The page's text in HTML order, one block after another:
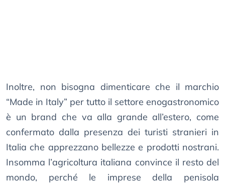
Inoltre, non bisogna dimenticare che il marchio
“Made in Italy” per tutto il settore enogastronomico
è un brand che va alla grande all’estero, come
confermato dalla presenza dei turisti stranieri in
Italia che apprezzano bellezze e prodotti nostrani.
Insomma l’agricoltura italiana convince il resto del
mondo, perché le imprese della penisola